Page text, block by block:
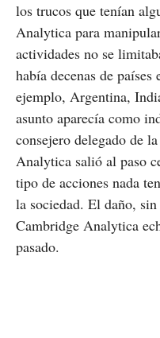
los trucos que tenían
Analytica para
actividades no se
había decenas de
ejemplo, Argentina,
asunto aparecía como
consejero delegado de
Analytica salió al paso
tipo de acciones nada
la sociedad. El daño,
Cambridge Analytica
pasado.